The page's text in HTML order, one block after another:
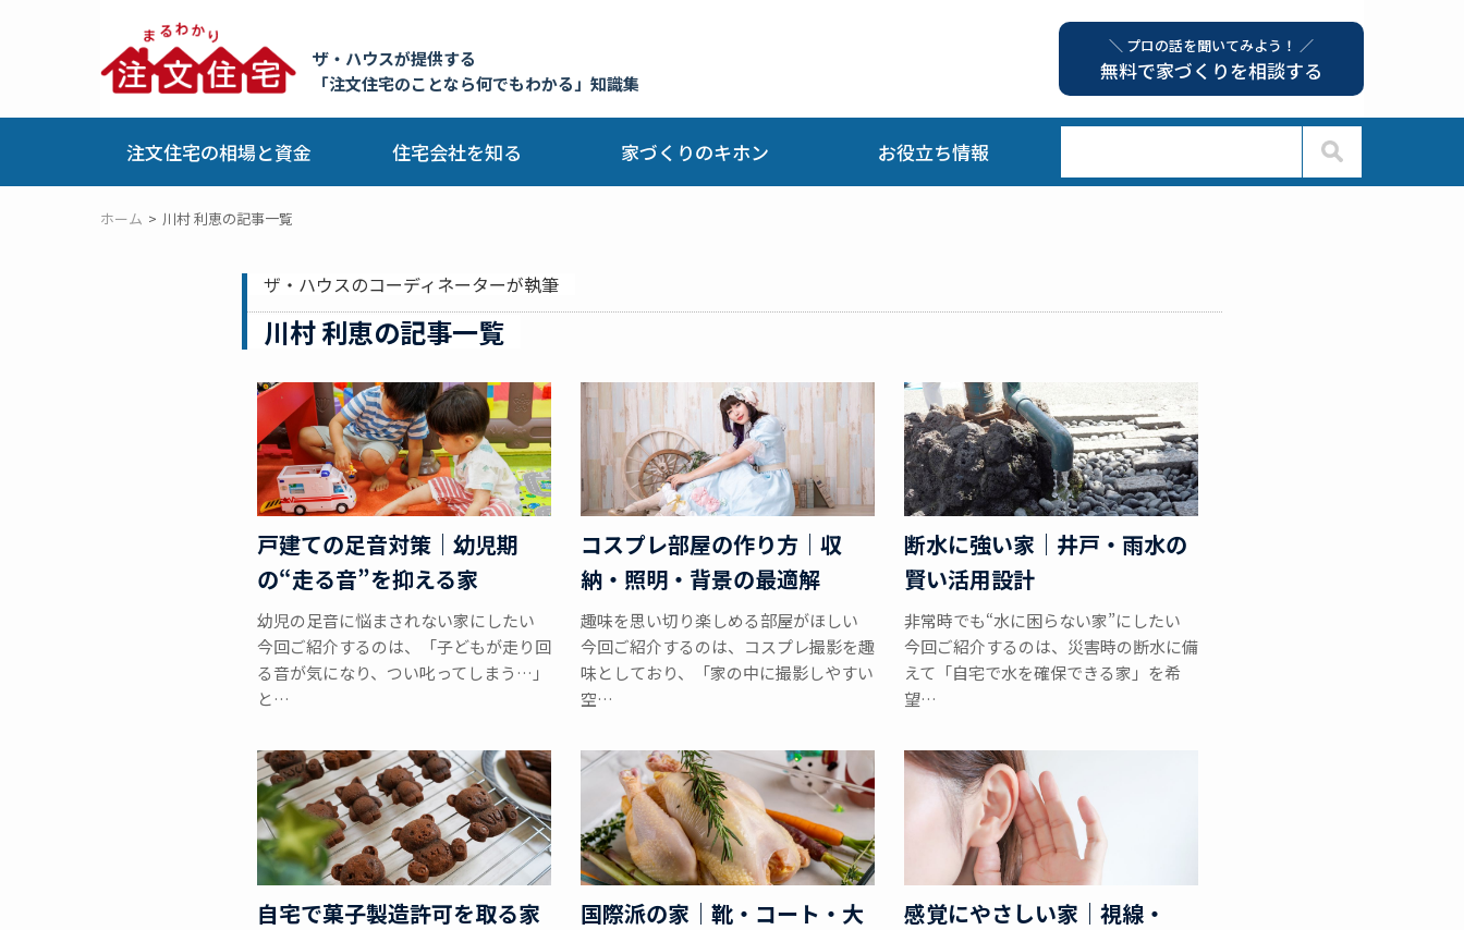
ザ・ハウスが提供する
「注文住宅のことなら何でもわかる」知識集
＼ プロの話を聞いてみよう！ ／
無料で家づくりを相談する
注文住宅の相場と資金 住宅会社を知る 家づくりのキホン お役立ち情報
ホーム 川村 利恵の記事一覧
ザ・ハウスのコーディネーターが執筆
川村 利恵の記事一覧
戸建ての足音対策｜幼児期
の“走る音”を抑える家
幼児の足音に悩まされない家にしたい
今回ご紹介するのは、「子どもが走り回
る音が気になり、つい叱ってしまう…」
と…
コスプレ部屋の作り方｜収
納・照明・背景の最適解
趣味を思い切り楽しめる部屋がほしい
今回ご紹介するのは、コスプレ撮影を趣
味としており、「家の中に撮影しやすい
空…
断水に強い家｜井戸・雨水の
賢い活用設計
非常時でも“水に困らない家”にしたい
今回ご紹介するのは、災害時の断水に備
えて「自宅で水を確保できる家」を希
望…
自宅で菓子製造許可を取る家
国際派の家｜靴・コート・大
感覚にやさしい家｜視線・